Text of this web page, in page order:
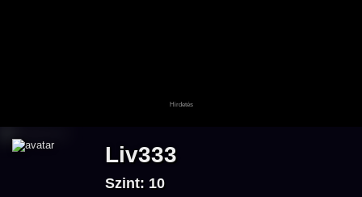
Liv333
Szint: 10